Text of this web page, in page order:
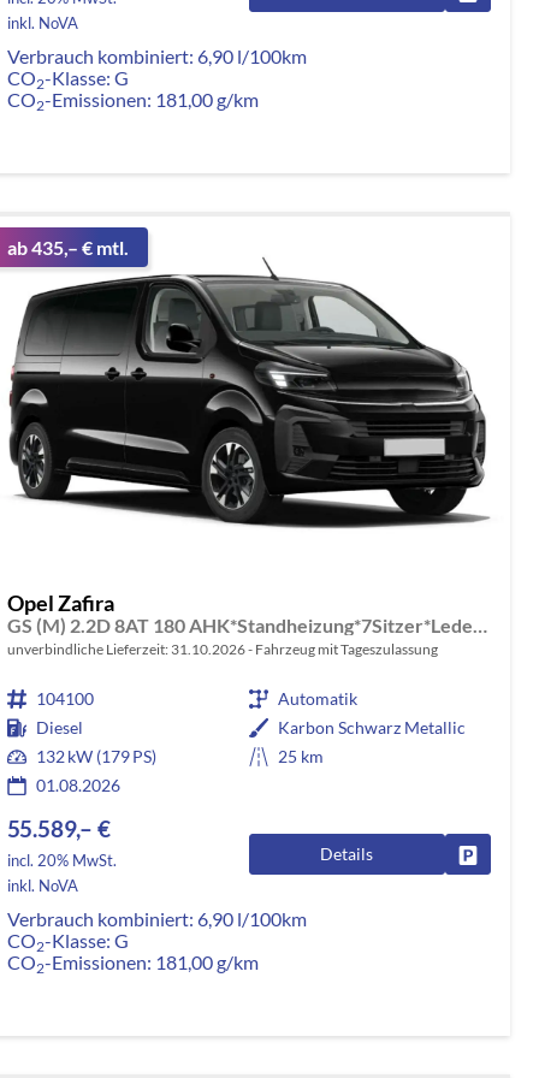
inkl. NoVA
Verbrauch kombiniert: 6,90 l/100km
CO2-Klasse: G
CO2-Emissionen: 181,00 g/km
ab 435,– € mtl.
Opel Zafira
GS (M) 2.2D 8AT 180 AHK*Standheizung*7Sitzer*Leder*Android Auto*Navi*SHZ*Kamera
unverbindliche Lieferzeit: 31.10.2026 Fahrzeug mit Tageszulassung
104100
Automatik
Diesel
Karbon Schwarz Metallic
132 kW (179 PS)
25 km
01.08.2026
55.589,– €
incl. 20% MwSt.
inkl. NoVA
Details
Verbrauch kombiniert: 6,90 l/100km
CO2-Klasse: G
CO2-Emissionen: 181,00 g/km